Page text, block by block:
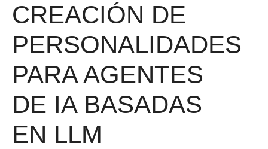
CREACIÓN DE
PERSONALIDADES
PARA AGENTES
DE IA BASADAS
EN LLM